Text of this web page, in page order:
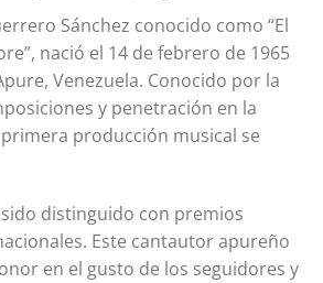
Sánchez conocido como “El
nació el 14 de febrero de 1965
Venezuela. Conocido por la
y penetración en la
producción musical se
distinguido con premios
Este cantautor apureño
en el gusto de los seguidores y